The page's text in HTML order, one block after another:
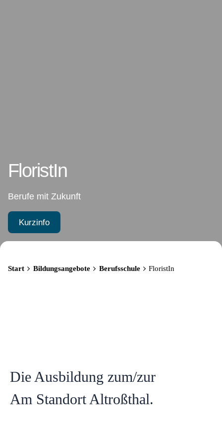
FloristIn
Berufe mit Zukunft
Kurzinfo
Start Bildungsangebote Berufsschule FloristIn
Die Ausbildung zum/zur
Am Standort Altroßthal.